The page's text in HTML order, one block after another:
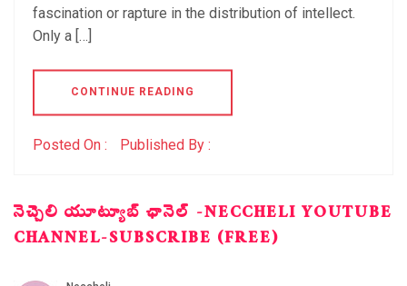
fascination or rapture in the distribution of intellect.
Only a […]
CONTINUE READING
Posted On : Published By :
నెచ్చెలి యూట్యూబ్ ఛానెల్ -NECCHELI YOUTUBE
CHANNEL-SUBSCRIBE (FREE)